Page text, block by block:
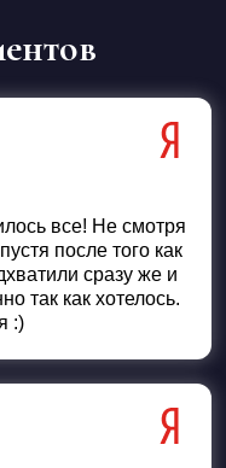
все! Не смотря
после того как
сразу же и
так как хотелось.
:)